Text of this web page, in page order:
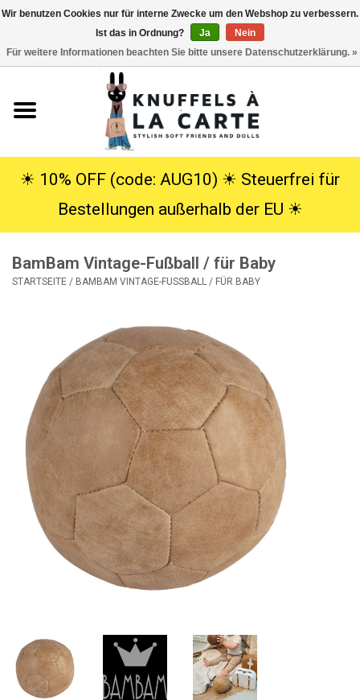
Kuscheltiere
SALE
Lookbooks
Marken
☀︎ 10% OFF (code: AUG10) ☀︎ Steuerfrei für
Bestellungen außerhalb der EU ☀︎
BamBam Vintage-Fußball / für Baby
STARTSEITE / BAMBAM VINTAGE-FUSSBALL / FÜR BABY
Wir benutzen Cookies nur für interne Zwecke um den Webshop zu verbessern.
Ist das in Ordnung?
Ja
Nein
Für weitere Informationen beachten Sie bitte unsere Datenschutzerklärung. »